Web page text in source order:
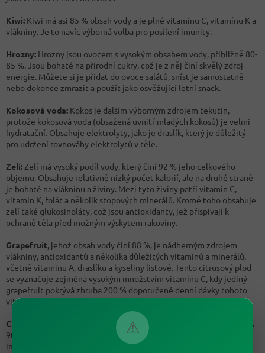
⚠
Kiwi: Kiwi má asi 85 % obsah vody a je plné vitamínu C, vitamínu K a
vlákniny. Je to navíc výborná volba pro posílení imunity.
Hrozny: Hrozny jsou ovocem s vysokým obsahem vody, přibližně 80-
85 %. Jsou bohaté na přírodní cukry, což je z něj činí skvělý zdroj
energie. Můžete si je přidat do ovoce salátů, sníst je samostatně
nebo dokonce zmrazit a použít jako osvěžující letní snack.
Kokosová voda: Kokos je dalším výborným zdrojem tekutin,
protože kokosová voda (obsažená uvnitř mladých kokosů) je velmi
hydratační. Obsahuje elektrolyty, jako je draslík, který je důležitý
pro udržení rovnováhy elektrolytů v těle.
Zelí: Zelí má vysoký podíl vody, který činí 92 % jeho celkového
objemu. Obsahuje relativně nízký počet kalorií, ale na druhé straně
je bohaté na vlákninu a živiny. Mezi tyto živiny patří vitamin C,
vitamin K, folát a několik stopových minerálů. Kromě toho obsahuje
zelí také glukosinoláty, což jsou antioxidanty, jež přispívají k
ochraně těla před možným výskytem rakoviny.
Grapefruit, jehož obsah vody činí 88 %, je nádherným zdrojem
vlákniny, antioxidantů a několika důležitých vitaminů a minerálů,
včetně vitaminu A, draslíku a kyseliny listové. Tento citrusový plod
se vyznačuje zejména vysokým množstvím vitaminu C, kdy jediný
grapefruit pokrývá zhruba 200 % doporučené denní dávky tohoto
vitamínu.
Citrony a limetky:
Citrony a limetky jsou plné šťávy a obsahují přes
90 % vody. Navíc jsou bohaté na vitamín C, který je důležitý pro
imunitní systém.